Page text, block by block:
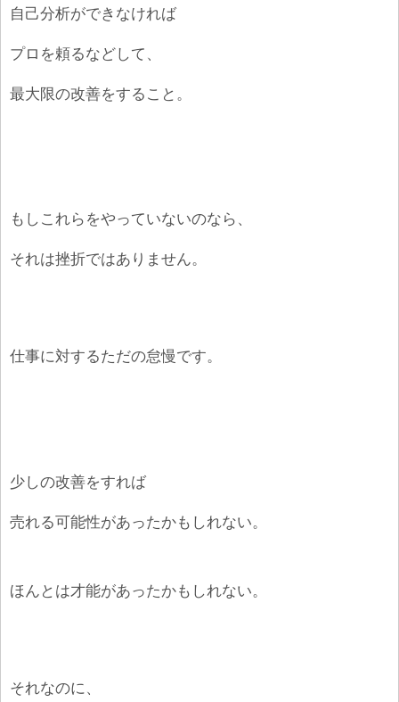
自己分析ができなければ
プロを頼るなどして、
最大限の改善をすること。
もしこれらをやっていないのなら、
それは挫折ではありません。
仕事に対するただの怠慢です。
少しの改善をすれば
売れる可能性があったかもしれない。
ほんとは才能があったかもしれない。
それなのに、